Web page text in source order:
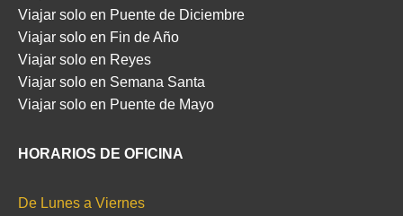
Viajar solo en Puente de Diciembre
Viajar solo en Fin de Año
Viajar solo en Reyes
Viajar solo en Semana Santa
Viajar solo en Puente de Mayo
HORARIOS DE OFICINA
De Lunes a Viernes